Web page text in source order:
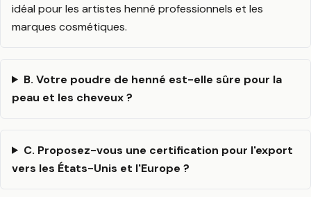
idéal pour les artistes henné professionnels et les
marques cosmétiques.
B. Votre poudre de henné est-elle sûre pour la
peau et les cheveux ?
C. Proposez-vous une certification pour l'export
vers les États-Unis et l'Europe ?